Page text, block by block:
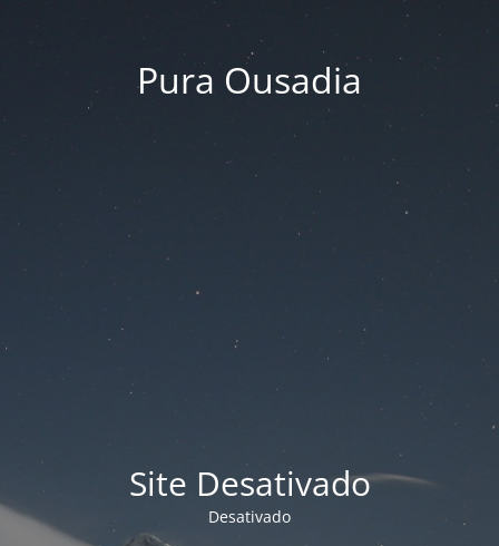
Pura Ousadia
Site Desativado
Desativado